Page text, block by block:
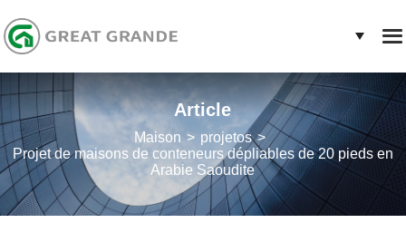
Article
Maison
projetos
Projet de maisons de conteneurs dépliables de 20 pieds en
Arabie Saoudite